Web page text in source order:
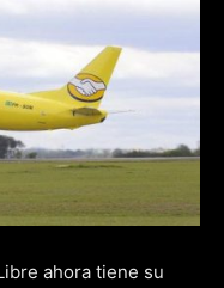
ahora tiene su